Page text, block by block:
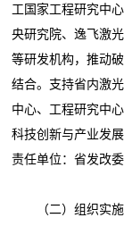
工国家工程研究中
央研究院、逸飞激
等研发机构，推动
结合。支持省内激
中心、工程研究中
科技创新与产业发
责任单位：省发改
（二）组织实施